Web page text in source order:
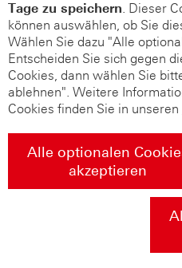
Tage zu speichern. Dieser
können auswählen, ob Sie
Wählen Sie dazu "Alle
Entscheiden Sie sich gegen
Cookies, dann wählen Sie
ablehnen". Weitere
Cookies finden Sie in unseren
Alle optionalen
akzeptieren